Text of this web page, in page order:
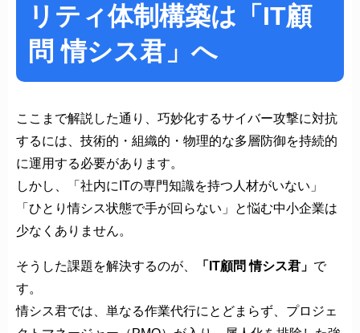
リティ体制構築は「IT顧
問 情シス君」へ
ここまで解説した通り、巧妙化するサイバー攻撃に対抗
するには、技術的・組織的・物理的な多層防御を持続的
に運用する必要があります。
しかし、「社内にITの専門知識を持つ人材がいない」
「ひとり情シス状態で手が回らない」と悩む中小企業は
少なくありません。
そうした課題を解決するのが、 「IT顧問 情シス君」 で
す。
情シス君では、単なる作業代行にとどまらず、プロジェ